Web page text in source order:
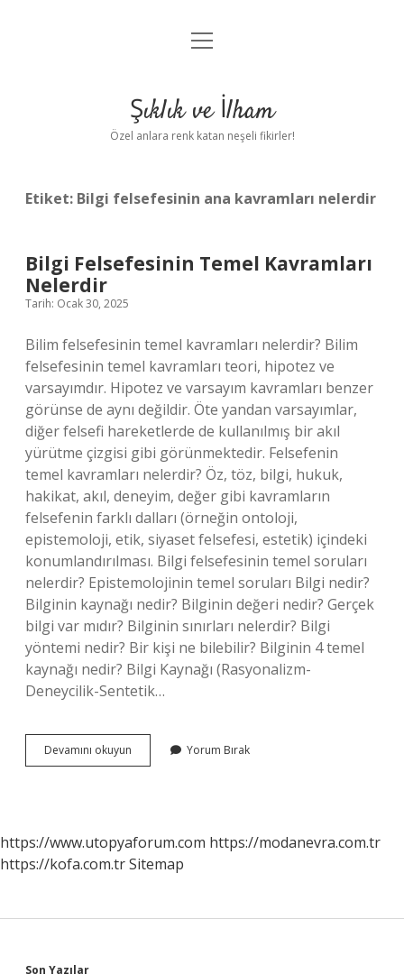
Anasayfa
Yasal Uyarı
menüyü
Şıklık ve İlham
Özel anlara renk katan neşeli fikirler!
Etiket: Bilgi felsefesinin ana kavramları nelerdir
Bilgi Felsefesinin Temel Kavramları
Nelerdir
Tarih: Ocak 30, 2025
Bilim felsefesinin temel kavramları nelerdir? Bilim
felsefesinin temel kavramları teori, hipotez ve
varsayımdır. Hipotez ve varsayım kavramları benzer
görünse de aynı değildir. Öte yandan varsayımlar,
diğer felsefi hareketlerde de kullanılmış bir akıl
yürütme çizgisi gibi görünmektedir. Felsefenin
temel kavramları nelerdir? Öz, töz, bilgi, hukuk,
hakikat, akıl, deneyim, değer gibi kavramların
felsefenin farklı dalları (örneğin ontoloji,
epistemoloji, etik, siyaset felsefesi, estetik) içindeki
konumlandırılması. Bilgi felsefesinin temel soruları
nelerdir? Epistemolojinin temel soruları Bilgi nedir?
Bilginin kaynağı nedir? Bilginin değeri nedir? Gerçek
bilgi var mıdır? Bilginin sınırları nelerdir? Bilgi
yöntemi nedir? Bir kişi ne bilebilir? Bilginin 4 temel
kaynağı nedir? Bilgi Kaynağı (Rasyonalizm-
Deneycilik-Sentetik…
Devamını okuyun
Felsefesinin
Yorum Bırak
https://www.utopyaforum.com https://modanevra.com.tr
https://kofa.com.trSitemap
Son Yazılar